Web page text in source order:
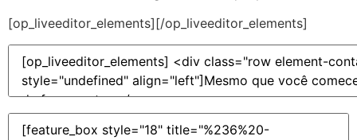
[op_liveeditor_elements][/op_liveeditor_elements]